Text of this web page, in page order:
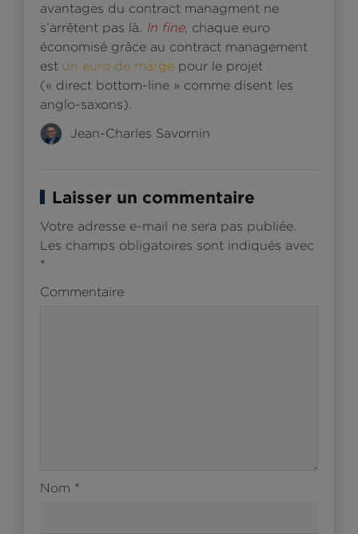
avantages du contract managment ne
s’arrêtent pas là. In fine, chaque euro
économisé grâce au contract management
est un euro de marge pour le projet
(« direct bottom-line » comme disent les
anglo-saxons).
Jean-Charles Savornin
Laisser un commentaire
Votre adresse e-mail ne sera pas publiée.
Les champs obligatoires sont indiqués avec
*
Commentaire
Nom *